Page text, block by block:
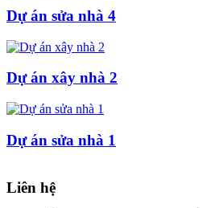
Dự án sửa nhà 4
Dự án xây nhà 2
Dự án sửa nhà 1
Liên hệ